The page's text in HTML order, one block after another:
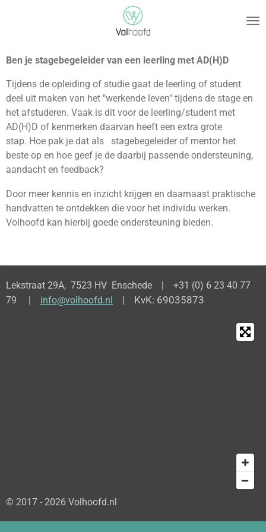
de
Ben je stagebegeleider van een leerling met AD(H)D
Tijdens de opleiding of studie gaat de leerling of student
deel uit maken van het "werkende leven" tijdens de stage en
het afstuderen. Vaak is dit voor de leerling/student met
AD(H)D of kenmerken daarvan heeft een extra grote
stap. Hoe pak je dat als stagebegeleider of mentor het
beste op en hoe geef je de daarbij passende ondersteuning,
aandacht en feedback?
Door meer kennis en inzicht krijgen en daarnaast praktische
handvatten te ontdekken die voor het individu werken.
Volhoofd kan hierbij goede ondersteuning bieden.
Lekstraat 29A, 7523 HV Enschede | +31 (0) 6 23 40 77
79 | info@volhoofd.nl | KvK: 69035873
© 2017 - 2026 Volhoofd.nl